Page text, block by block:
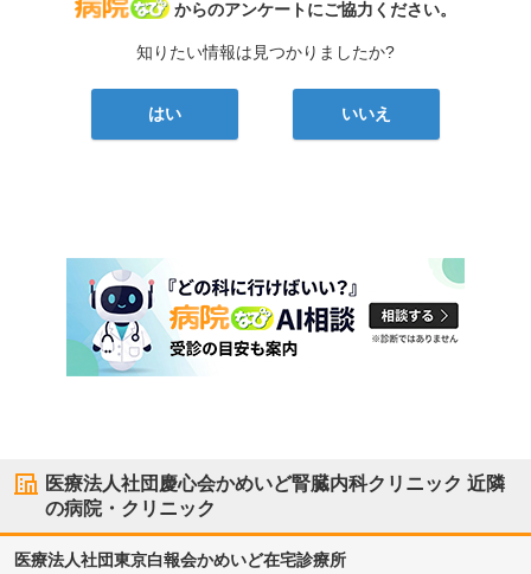
病院なび
からのアンケートにご協力ください。
知りたい情報は見つかりましたか?
はい いいえ
医療法人社団慶心会かめいど腎臓内科クリニック 近隣
の病院・クリニック
医療法人社団東京白報会かめいど在宅診療所